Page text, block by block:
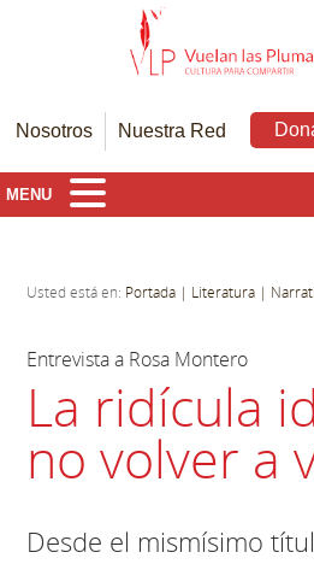
Nosotros Nuestra Red
MENU
Usted está en: Portada | Literatura |
Entrevista a Rosa Montero
La ridícula
no volver a
Desde el mismísimo